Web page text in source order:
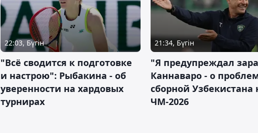
22:03, Бүгін
"Всё сводится к подготовке
и настрою": Рыбакина - об
уверенности на хардовых
турнирах
21:34, Бүгін
"Я предупреждал
Каннаваро - о
сборной Узбекистана
ЧМ-2026